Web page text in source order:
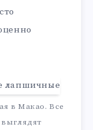
в Макао. Все